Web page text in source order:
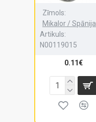
Zīmols:
Mikalor / Spānija
Artikuls:
N00119015
0.11€